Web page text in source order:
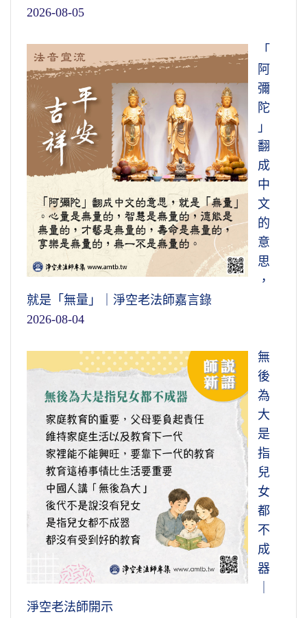
2026-08-05
「
阿
彌
陀
」
翻
成
中
文
的
意
思
，
就是「無量」｜淨空老法師嘉言錄
2026-08-04
無
後
為
大
是
指
兒
女
都
不
成
器
淨空老法師開示